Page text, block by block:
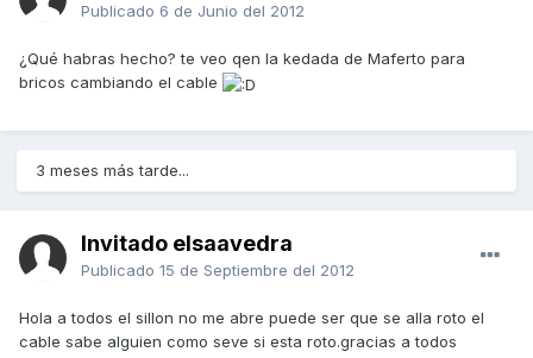
Publicado 6 de Junio del 2012
¿Qué habras hecho? te veo qen la kedada de Maferto para
bricos cambiando el cable
3 meses más tarde...
Invitado elsaavedra
Publicado 15 de Septiembre del 2012
Hola a todos el sillon no me abre puede ser que se alla roto el
cable sabe alguien como seve si esta roto.gracias a todos